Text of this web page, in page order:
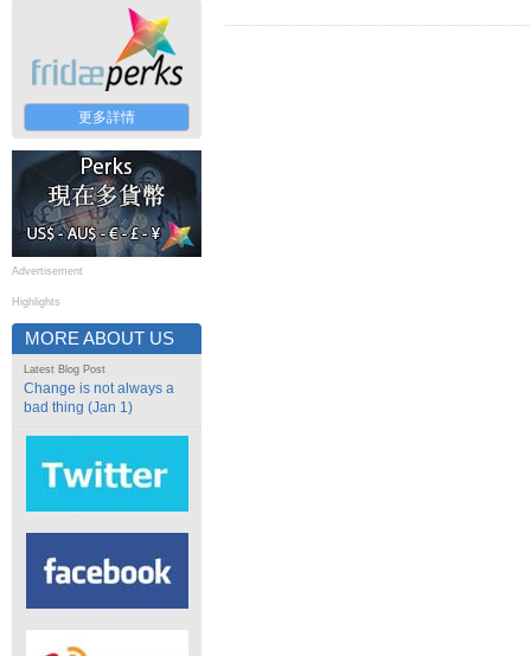
更多詳情
Advertisement
Highlights
MORE ABOUT US
Latest Blog Post
Change is not always a
bad thing (Jan 1)